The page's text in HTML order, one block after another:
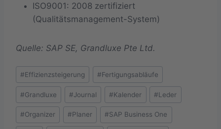
ISO9001: 2008 zertifiziert
(Qualitätsmanagement-System)
Quelle: SAP SE, Grandluxe Pte Ltd.
Schlagworte:
#Effizienzsteigerung #Fertigungsabläufe
#Grandluxe #Journal #Kalender #Leder
#Organizer #Planer #SAP Business One